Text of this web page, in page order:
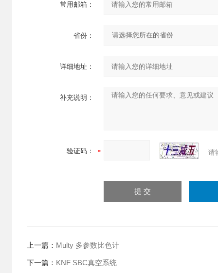
常用邮箱：
省份：
详细地址：
补充说明：
验证码： 请
上一篇： Multy 多参数比色计
下一篇： KNF SBC真空系统